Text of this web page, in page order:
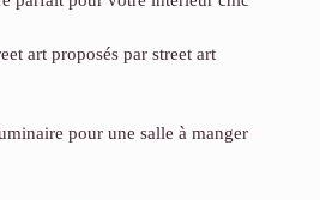
art proposés par street art
pour une salle à manger